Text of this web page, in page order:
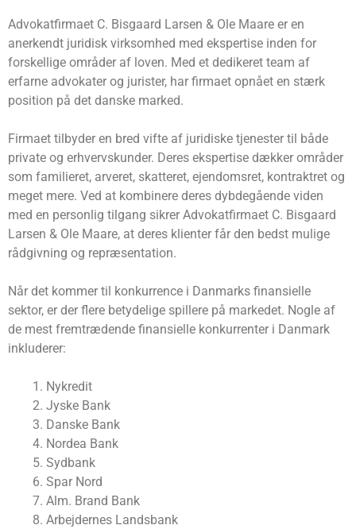
Advokatfirmaet C. Bisgaard Larsen & Ole Maare er en
anerkendt juridisk virksomhed med ekspertise inden for
forskellige områder af loven. Med et dedikeret team af
erfarne advokater og jurister, har firmaet opnået en stærk
position på det danske marked.
Firmaet tilbyder en bred vifte af juridiske tjenester til både
private og erhvervskunder. Deres ekspertise dækker områder
som familieret, arveret, skatteret, ejendomsret, kontraktret og
meget mere. Ved at kombinere deres dybdegående viden
med en personlig tilgang sikrer Advokatfirmaet C. Bisgaard
Larsen & Ole Maare, at deres klienter får den bedst mulige
rådgivning og repræsentation.
Når det kommer til konkurrence i Danmarks finansielle
sektor, er der flere betydelige spillere på markedet. Nogle af
de mest fremtrædende finansielle konkurrenter i Danmark
inkluderer:
Nykredit
Jyske Bank
Danske Bank
Nordea Bank
Sydbank
Spar Nord
Alm. Brand Bank
Arbejdernes Landsbank